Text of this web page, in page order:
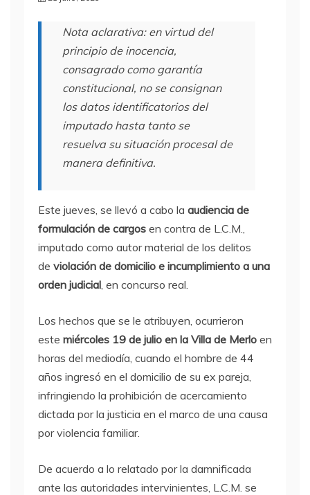
Nota aclarativa: en virtud del
principio de inocencia,
consagrado como garantía
constitucional, no se consignan
los datos identificatorios del
imputado hasta tanto se
resuelva su situación procesal de
manera definitiva.
Este jueves, se llevó a cabo la audiencia de
formulación de cargos en contra de L.C.M.,
imputado como autor material de los delitos
de violación de domicilio e incumplimiento a una
orden judicial, en concurso real.
Los hechos que se le atribuyen, ocurrieron
este miércoles 19 de julio en la Villa de Merlo en
horas del mediodía, cuando el hombre de 44
años ingresó en el domicilio de su ex pareja,
infringiendo la prohibición de acercamiento
dictada por la justicia en el marco de una causa
por violencia familiar.
De acuerdo a lo relatado por la damnificada
ante las autoridades intervinientes, L.C.M. se